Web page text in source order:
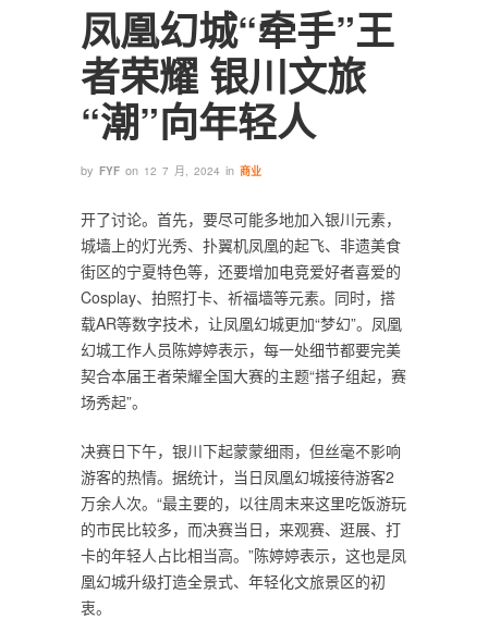
凤凰幻城“牵手”王
者荣耀 银川文旅
“潮”向年轻人
by FYF on 12 7 月, 2024 in 商业
开了讨论。首先，要尽可能多地加入银川元素，
城墙上的灯光秀、扑翼机凤凰的起飞、非遗美食
街区的宁夏特色等，还要增加电竞爱好者喜爱的
Cosplay、拍照打卡、祈福墙等元素。同时，搭
载AR等数字技术，让凤凰幻城更加“梦幻”。凤凰
幻城工作人员陈婷婷表示，每一处细节都要完美
契合本届王者荣耀全国大赛的主题“搭子组起，赛
场秀起”。
决赛日下午，银川下起蒙蒙细雨，但丝毫不影响
游客的热情。据统计，当日凤凰幻城接待游客2
万余人次。“最主要的，以往周末来这里吃饭游玩
的市民比较多，而决赛当日，来观赛、逛展、打
卡的年轻人占比相当高。”陈婷婷表示，这也是凤
凰幻城升级打造全景式、年轻化文旅景区的初
衷。